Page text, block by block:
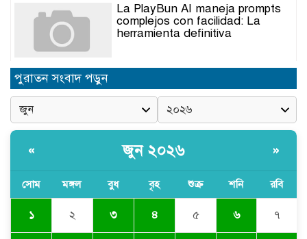
La PlayBun AI maneja prompts
complejos con facilidad: La
herramienta definitiva
নিত্যপণ্যের ঊর্ধ্বগতি রোধ, স্বাধীন দুদক
নবনিযুক্ত এসএমপি কমিশনারের সঙ্গে
সাংবাদিকদের মতবিনিময় সভা
অবৈধ বালু উত্তোলনের অভিযোগে ২১টি
ড্রেজার জব্দ, ৯ জন আটক
পুরাতন সংবাদ পড়ুন
« জুন ২০২৬ »
সোম মঙ্গল বুধ বৃহ শুক্র শনি রবি
১ ২ ৩ ৪ ৫ ৬ ৭